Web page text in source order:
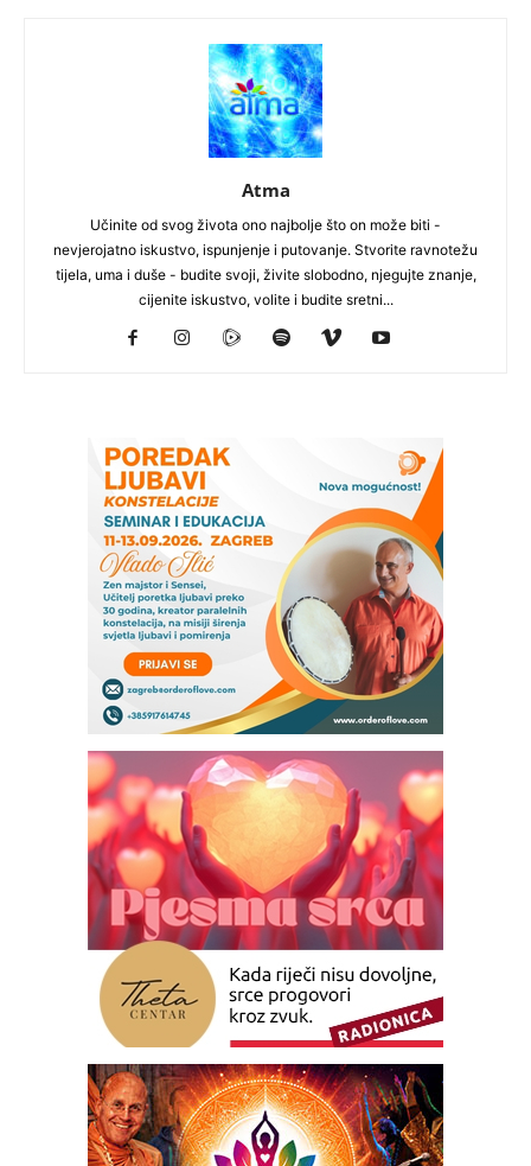
Atma
Učinite od svog života ono najbolje što on može biti -
nevjerojatno iskustvo, ispunjenje i putovanje. Stvorite ravnotežu
tijela, uma i duše - budite svoji, živite slobodno, njegujte znanje,
cijenite iskustvo, volite i budite sretni...